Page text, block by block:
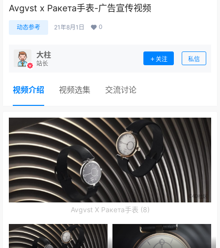
Avgvst x Ракета手表-广告宣传视频
动态参考 21年8月1日 0
大柱
站长
关注 私信
视频介绍 视频选集 交流讨论
Avgvst X Ракета手表 (8)